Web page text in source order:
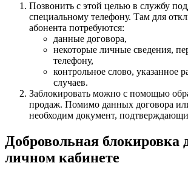
Позвонить с этой целью в службу
специальному телефону. Там для
абонента потребуются:
данные договора,
некоторые личные сведения,
телефону,
контрольное слово, указанное
случаев.
Заблокировать можно с помощью
продаж. Помимо данных договора или
необходим документ,
Добровольная блокировка
личном кабинете